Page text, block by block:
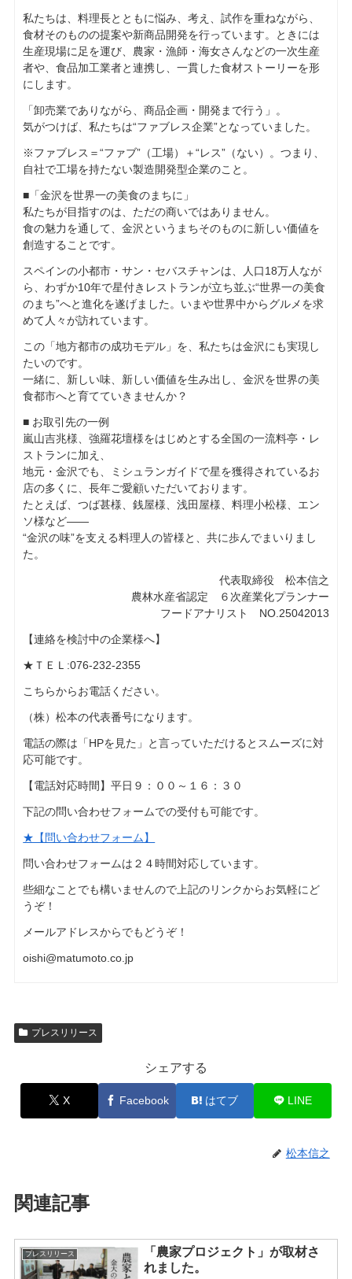
私たちは、料理長とともに悩み、考え、試作を重ねながら、
食材そのものの提案や新商品開発を行っています。ときには
生産現場に足を運び、農家・漁師・海女さんなどの一次生産
者や、食品加工業者と連携し、一貫した食材ストーリーを形
にします。
「卸売業でありながら、商品企画・開発まで行う」。
気がつけば、私たちは“ファブレス企業”となっていました。
※ファブレス＝“ファブ”（工場）＋“レス”（ない）。つまり、
自社で工場を持たない製造開発型企業のこと。
■「金沢を世界一の美食のまちに」
私たちが目指すのは、ただの商いではありません。
食の魅力を通して、金沢というまちそのものに新しい価値を
創造することです。
スペインの小都市・サン・セバスチャンは、人口18万人なが
ら、わずか10年で星付きレストランが立ち並ぶ“世界一の美食
のまち”へと進化を遂げました。いまや世界中からグルメを求
めて人々が訪れています。
この「地方都市の成功モデル」を、私たちは金沢にも実現し
たいのです。
一緒に、新しい味、新しい価値を生み出し、金沢を世界の美
食都市へと育てていきませんか？
■ お取引先の一例
嵐山吉兆様、強羅花壇様をはじめとする全国の一流料亭・レ
ストランに加え、
地元・金沢でも、ミシュランガイドで星を獲得されているお
店の多くに、長年ご愛顧いただいております。
たとえば、つば甚様、銭屋様、浅田屋様、料理小松様、エン
ソ様など――
“金沢の味”を支える料理人の皆様と、共に歩んでまいりまし
た。
代表取締役 松本信之
農林水産省認定 ６次産業化プランナー
フードアナリスト NO.25042013
【連絡を検討中の企業様へ】
★ＴＥＬ:076-232-2355
こちらからお電話ください。
（株）松本の代表番号になります。
電話の際は「HPを見た」と言っていただけるとスムーズに対
応可能です。
【電話対応時間】平日９：００～１６：３０
下記の問い合わせフォームでの受付も可能です。
★【問い合わせフォーム】
問い合わせフォームは２４時間対応しています。
些細なことでも構いませんので上記のリンクからお気軽にど
うぞ！
メールアドレスからでもどうぞ！
oishi@matumoto.co.jp
プレスリリース
シェアする
X Facebook はてブ LINE
松本信之
関連記事
プレスリリース
「農家プロジェクト」が取材さ
れました。